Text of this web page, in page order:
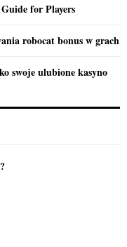
for Players
robocat bonus w grach
swoje ulubione kasyno